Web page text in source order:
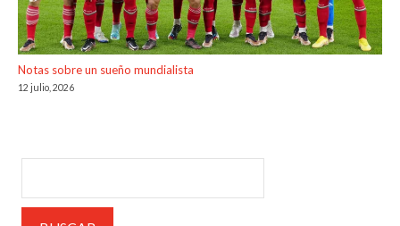
Notas sobre un sueño mundialista
12 julio, 2026